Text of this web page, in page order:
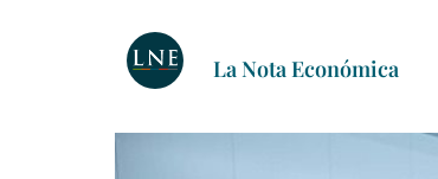
La Nota Económica